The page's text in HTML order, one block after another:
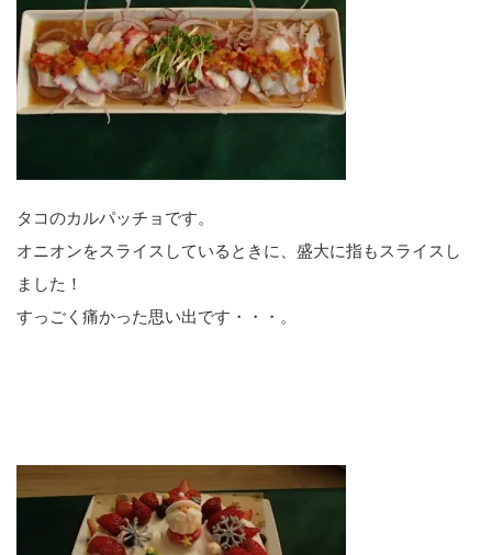
タコのカルパッチョです。
オニオンをスライスしているときに、盛大に指もスライスし
ました！
すっごく痛かった思い出です・・・。